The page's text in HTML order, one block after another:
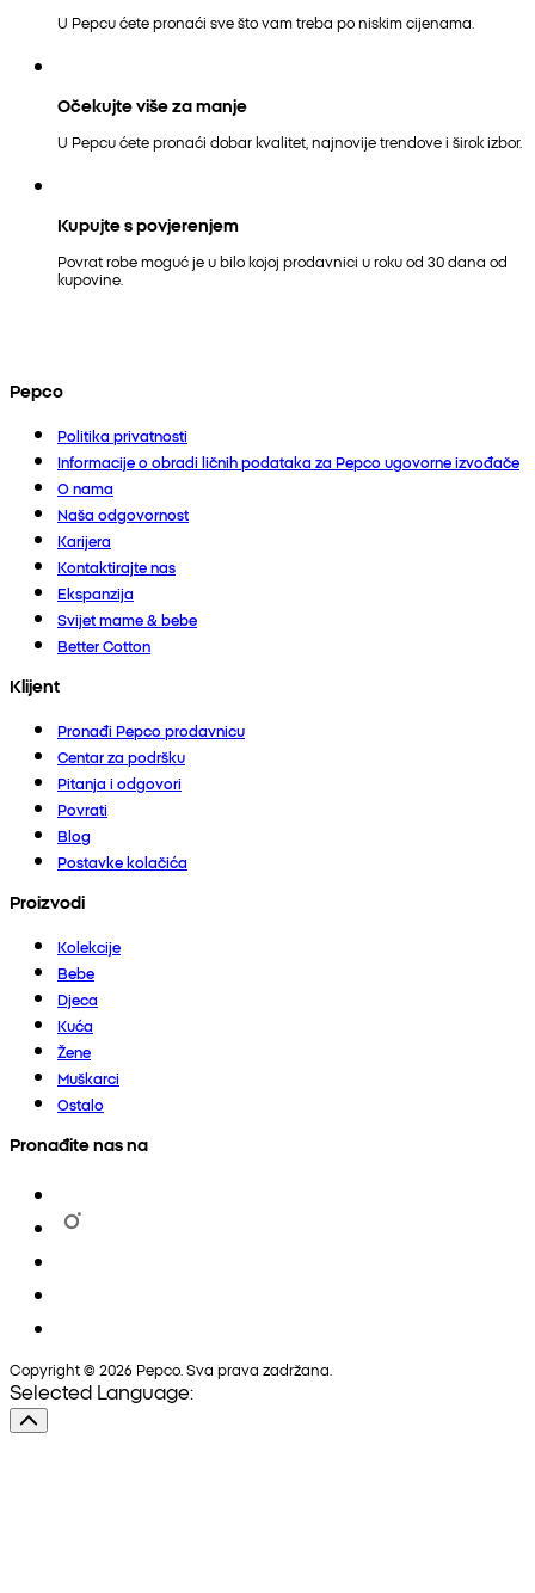
U Pepcu ćete pronaći sve što vam treba po niskim cijenama.
Očekujte više za manje
U Pepcu ćete pronaći dobar kvalitet, najnovije trendove i širok izbor.
Kupujte s povjerenjem
Povrat robe moguć je u bilo kojoj prodavnici u roku od 30 dana od
kupovine.
Pepco
Politika privatnosti
Informacije o obradi ličnih podataka za Pepco ugovorne izvođače
O nama
Naša odgovornost
Karijera
Kontaktirajte nas
Ekspanzija
Svijet mame & bebe
Better Cotton
Klijent
Pronađi Pepco prodavnicu
Centar za podršku
Pitanja i odgovori
Povrati
Blog
Postavke kolačića
Proizvodi
Kolekcije
Bebe
Djeca
Kuća
Žene
Muškarci
Ostalo
Pronađite nas na
Copyright © 2026 Pepco. Sva prava zadržana.
Selected Language: